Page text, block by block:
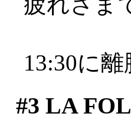
13:30に
#3 LA